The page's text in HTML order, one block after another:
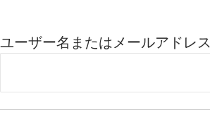
ユーザー名またはメールアドレス